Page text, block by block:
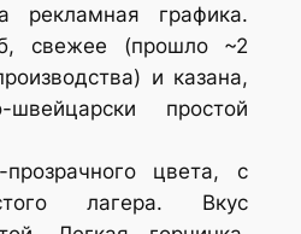
рекламная графика.
свежее (прошло ~2
и казана,
простой
прозрачного цвета, с
лагера. Вкус